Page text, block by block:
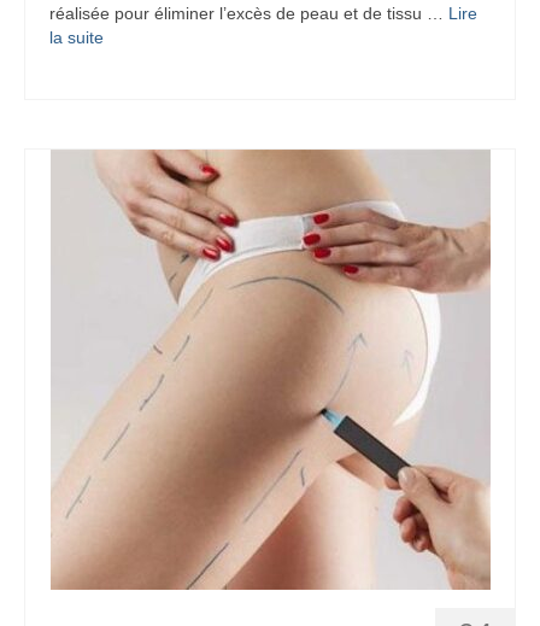
réalisée pour éliminer l’excès de peau et de tissu … Lire
la suite­­